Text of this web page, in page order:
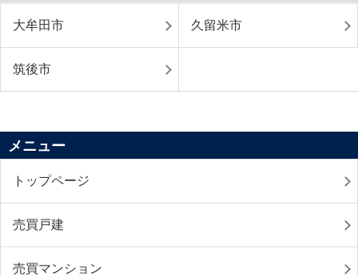
大牟田市 久留米市
筑後市
メニュー
トップページ
売買戸建
売買マンション